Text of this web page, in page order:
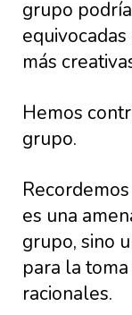
grupo
más
Hemos
grupo.
es una
grupo, sino
para la
racionales.